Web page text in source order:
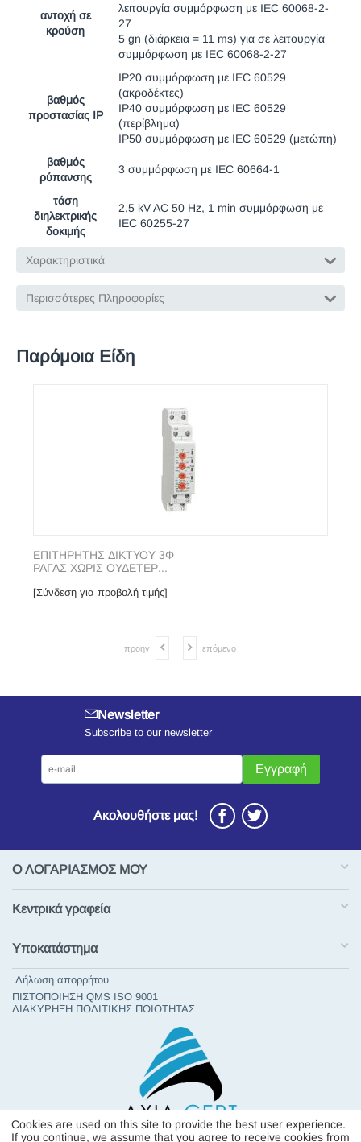
αντοχή σε
κρούση
λειτουργία συμμόρφωση με IEC 60068-2-
27
5 gn (διάρκεια = 11 ms) για σε λειτουργία
συμμόρφωση με IEC 60068-2-27
βαθμός
προστασίας IP
IP20 συμμόρφωση με IEC 60529
(ακροδέκτες)
IP40 συμμόρφωση με IEC 60529
(περίβλημα)
IP50 συμμόρφωση με IEC 60529 (μετώπη)
βαθμός
ρύπανσης
3 συμμόρφωση με IEC 60664-1
τάση
διηλεκτρικής
δοκιμής
2,5 kV AC 50 Hz, 1 min συμμόρφωση με
IEC 60255-27
Χαρακτηριστικά
Περισσότερες Πληροφορίες
Παρόμοια Είδη
ΕΠΙΤΗΡΗΤΗΣ ΔΙΚΤΥΟΥ 3Φ
ΡΑΓΑΣ ΧΩΡΙΣ ΟΥΔΕΤΕΡ...
[Σύνδεση για προβολή τιμής]
προηγ επόμενο
Newsletter
Subscribe to our newsletter
Εγγραφή
Ακολουθήστε μας!
Ο ΛΟΓΑΡΙΑΣΜΟΣ ΜΟΥ
Κεντρικά γραφεία
Υποκατάστημα
Δήλωση απορρήτου
ΠΙΣΤΟΠΟΙΗΣΗ QMS ISO 9001
ΔΙΑΚΥΡΗΞΗ ΠΟΛΙΤΙΚΗΣ ΠΟΙΟΤΗΤΑΣ
Cookies are used on this site to provide the best user experience.
If you continue, we assume that you agree to receive cookies from